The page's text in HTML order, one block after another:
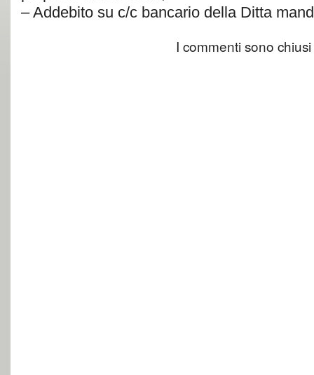
– Addebito su c/c bancario della Ditta
I commenti sono chiusi